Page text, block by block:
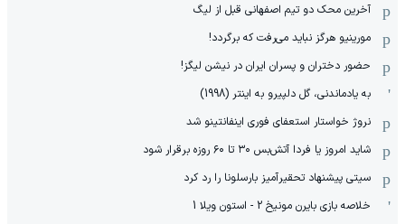
آخرین محک دو تیم اصفهانی قبل از لیگ
مورینیو هرگز نباید می‌رفت که برگردد!
حضور دختران و پسران ایران در نیشن لیگز!
به یادماندنی، گل دلپیرو به اینتر (1998)
نروژ خواستار استعفای فوری اینفانتینو شد
شاید امروز یا فردا آتش‌بس ۳۰ تا ۶۰ روزه برقرار شود
سیتی پیشنهاد تحقیرآمیز بارسلونا را رد کرد
خلاصه بازی بایرن مونیخ 2 - استون ویلا 1